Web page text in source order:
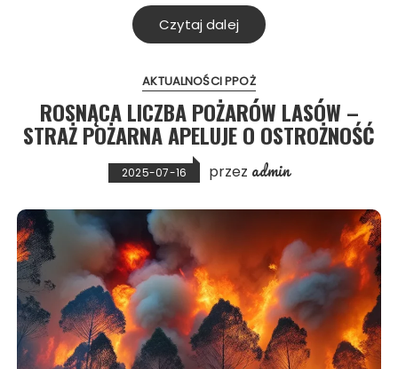
Czytaj dalej
AKTUALNOŚCI PPOŻ
ROSNĄCA LICZBA POŻARÓW LASÓW –
STRAŻ POŻARNA APELUJE O OSTROŻNOŚĆ
2025-07-16 przez admin